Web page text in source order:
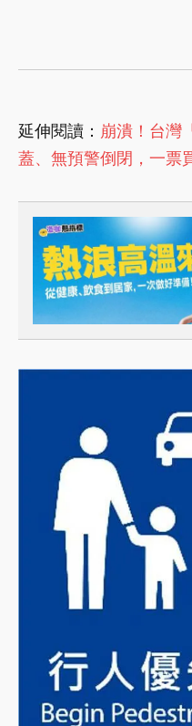
延伸閱讀： 崩潰！台灣
蓋、無預警倒閉，一票